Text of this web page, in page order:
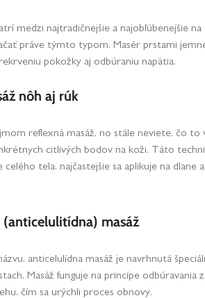
medzi najtradičnejšie a najobľúbenejšie
práve týmto typom. Masér prstami
pokožky aj odbúraniu napätia.
nôh aj rúk
reflexná masáž, no stále neviete, čo to
citlivých bodov na koži. Táto
tela, najčastejšie sa aplikuje na dlane
masáž
anticelulídna masáž je navrhnutá
Masáž funguje na princípe
čím sa urýchli proces obnovy.